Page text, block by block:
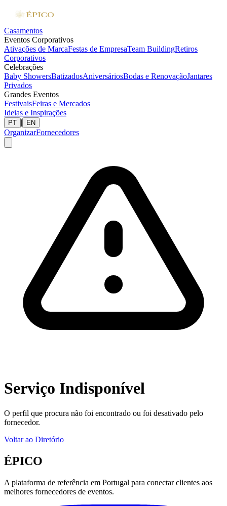
Casamentos
Eventos Corporativos
Ativações de MarcaFestas de EmpresaTeam BuildingRetiros
Corporativos
Celebrações
Baby ShowersBatizadosAniversáriosBodas e RenovaçãoJantares
Privados
Grandes Eventos
FestivaisFeiras e Mercados
Ideias e Inspirações
PT | EN
OrganizarFornecedores
Serviço Indisponível
O perfil que procura não foi encontrado ou foi desativado pelo
fornecedor.
Voltar ao Diretório
ÉPICO
A plataforma de referência em Portugal para conectar clientes aos
melhores fornecedores de eventos.